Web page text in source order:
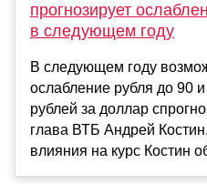
прогнозирует
в следующем году
В следующем году
ослабление рубля до 90
рублей за доллар
глава ВТБ Андрей
влияния на курс Костин